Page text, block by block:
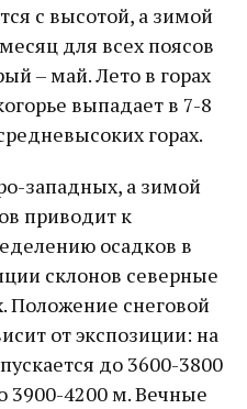
с высотой, а зимой
для всех поясов
– май. Лето в горах
выпадает в 7-8
горах.
западных, а зимой
приводит к
осадков в
склонов северные
снеговой
от экспозиции: на
до 3600-3800
4200 м. Вечные